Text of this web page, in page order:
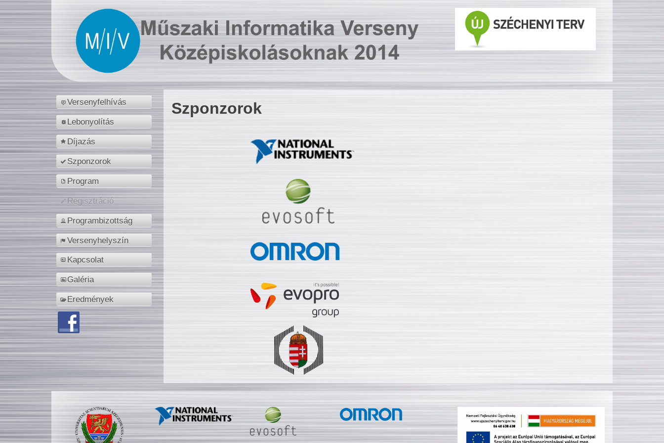
Versenyfelhívás
Lebonyolítás
Díjazás
Szponzorok
Program
Regisztráció
Programbizottság
Versenyhelyszín
Kapcsolat
Galéria
Eredmények
Szponzorok